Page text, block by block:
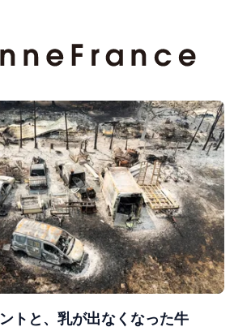
トと、乳が出なくなった牛